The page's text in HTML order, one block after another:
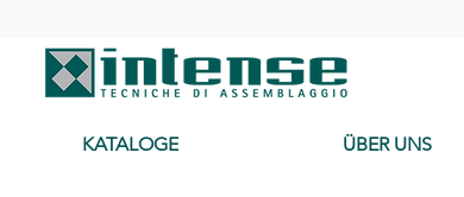
KATALOGE ÜBER UNS